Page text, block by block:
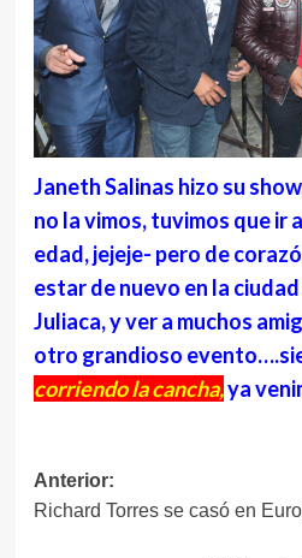
Janeth Salinas hizo su
no la vimos, tuvimos que ir
edad, jejeje- pero de
estar de nuevo en la
Juliaca, y ver a muchos
otro grandioso
corriendo la cancha,ya
Navegación
de
Anterior:
Richard Torres se casó en